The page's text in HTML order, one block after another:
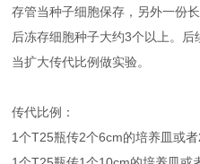
存管当种子细胞保存，另外一份
后冻存细胞种子大约3个以上。
当扩大传代比例做实验。
传代比例：
1个T25瓶传2个6cm的培养皿或